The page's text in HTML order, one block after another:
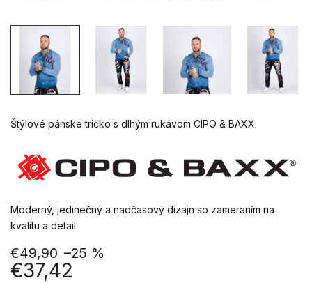
€49,90 –25 %
€37,42
Štýlové pánske tričko s dlhým rukávom CIPO & BAXX.
Moderný, jedinečný a nadčasový dizajn so zameraním na
kvalitu a detail.